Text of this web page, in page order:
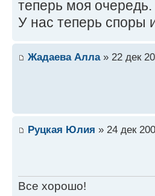
теперь моя очередь.
У нас теперь споры
Жадаева Алла» 22 дек
Руцкая Юлия » 24 дек
Все хорошо!